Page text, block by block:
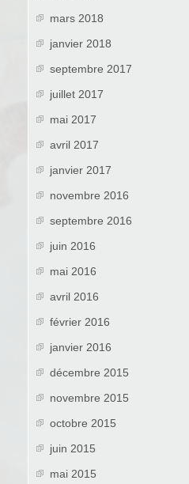
mars 2018
janvier 2018
septembre 2017
juillet 2017
mai 2017
avril 2017
janvier 2017
novembre 2016
septembre 2016
juin 2016
mai 2016
avril 2016
février 2016
janvier 2016
décembre 2015
novembre 2015
octobre 2015
juin 2015
mai 2015